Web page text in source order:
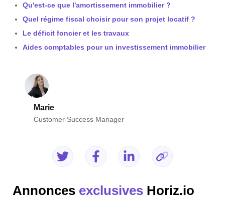
Qu'est-ce que l'amortissement immobilier ?
Quel régime fiscal choisir pour son projet locatif ?
Le déficit foncier et les travaux
Aides comptables pour un investissement immobilier
Marie
Customer Success Manager
Annonces exclusives Horiz.io